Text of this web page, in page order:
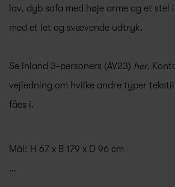
lav, dyb sofa med høje arme og et stel
med et let og svævende udtryk.
Se Inland 3-personers (AV23) her.
vejledning om hvilke andre typer
fåes i.
Mål: H 67 x B 179 x D 96 cm
…